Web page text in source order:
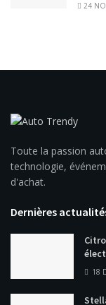
24
Toute la passion
technologie,
d'achat.
Dernières
18